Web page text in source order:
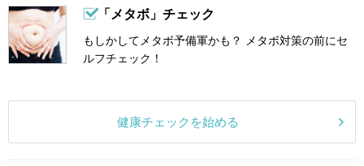
「メタボ」チェック
もしかしてメタボ予備軍かも？ メタボ対策の前にセ
ルフチェック！
健康チェックを始める